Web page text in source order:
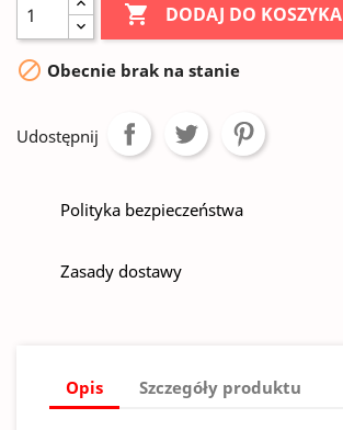
 DODAJ DO KOSZYKA
 Obecnie brak na stanie
Udostępnij
Polityka bezpieczeństwa
Zasady dostawy
Opis Szczegóły produktu